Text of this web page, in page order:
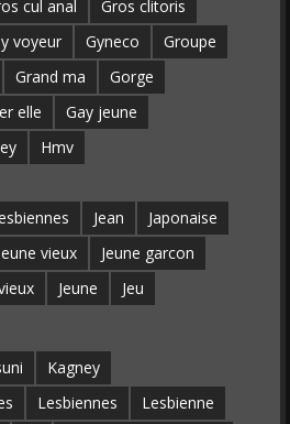
cul anal
Gros clitoris
voyeur Gyneco
Groupe
Grand ma
Gorge
elle
Gay jeune
Hmv
Jean
Japonaise
vieux
Jeune garcon
Jeune
Jeu
Kagney
Lesbiennes
Lesbienne